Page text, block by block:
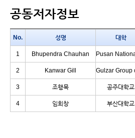
공동저자정보
No. 성명 대학
1 Bhupendra Chauhan
2 Kanwar Gill
3 조행묵 공주대학교
4 임희창 부산대학교